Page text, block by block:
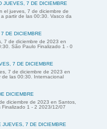
JUEVES, 7 DE DICIEMBRE
el jueves, 7 de diciembre de
partir de las 00:30. Vasco da
DE DICIEMBRE
7 de diciembre de 2023 en
São Paulo Finalizado 1 - 0
7 DE DICIEMBRE
7 de diciembre de 2023 en
de las 00:30. Internacional
DICIEMBRE
diciembre de 2023 en Santos,
1 - 2 2023/12/07
JUEVES, 7 DE DICIEMBRE